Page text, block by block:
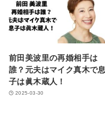
前田美波里の再婚相手は
誰？元夫はマイク真木で息
子は眞木蔵人！
2025-03-30